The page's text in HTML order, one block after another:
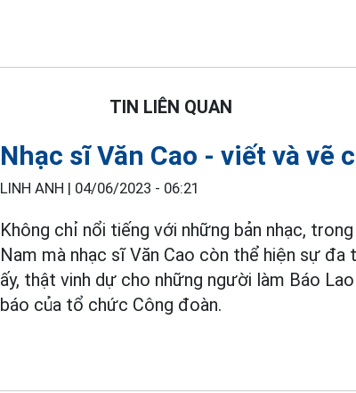
TIN LIÊN QUAN
Nhạc sĩ Văn Cao - viết và vẽ
LINH ANH | 04/06/2023 - 06:21
Không chỉ nổi tiếng với những bản nhạc,
Nam mà nhạc sĩ Văn Cao còn thể hiện sự đa
ấy, thật vinh dự cho những người làm Báo
báo của tổ chức Công đoàn.